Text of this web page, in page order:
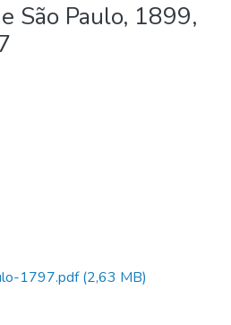
Estatísticas
São Paulo, 1899,
1797.pdf(2,63 MB)